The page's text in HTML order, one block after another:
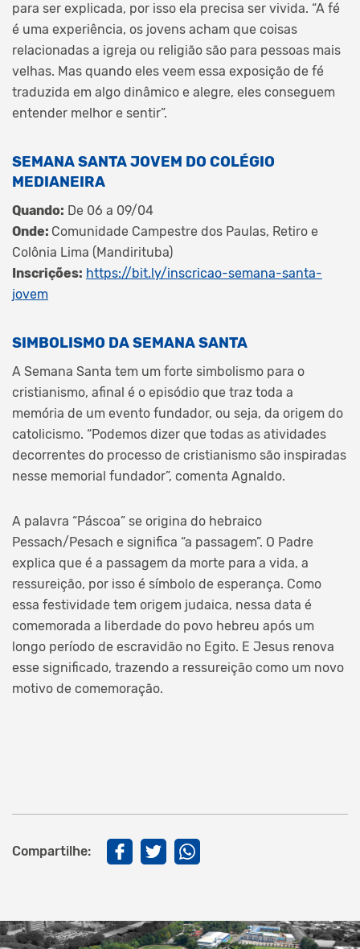
para ser explicada, por isso ela precisa ser vivida. “A fé
é uma experiência, os jovens acham que coisas
relacionadas a igreja ou religião são para pessoas mais
velhas. Mas quando eles veem essa exposição de fé
traduzida em algo dinâmico e alegre, eles conseguem
entender melhor e sentir”.
SEMANA SANTA JOVEM DO COLÉGIO
MEDIANEIRA
Quando: De 06 a 09/04
Onde: Comunidade Campestre dos Paulas, Retiro e
Colônia Lima (Mandirituba)
Inscrições: https://bit.ly/inscricao-semana-santa-
jovem
SIMBOLISMO DA SEMANA SANTA
A Semana Santa tem um forte simbolismo para o
cristianismo, afinal é o episódio que traz toda a
memória de um evento fundador, ou seja, da origem do
catolicismo. “Podemos dizer que todas as atividades
decorrentes do processo de cristianismo são inspiradas
nesse memorial fundador”, comenta Agnaldo.
A palavra “Páscoa” se origina do hebraico
Pessach/Pesach e significa “a passagem”. O Padre
explica que é a passagem da morte para a vida, a
ressureição, por isso é símbolo de esperança. Como
essa festividade tem origem judaica, nessa data é
comemorada a liberdade do povo hebreu após um
longo período de escravidão no Egito. E Jesus renova
esse significado, trazendo a ressureição como um novo
motivo de comemoração.
Compartilhe: